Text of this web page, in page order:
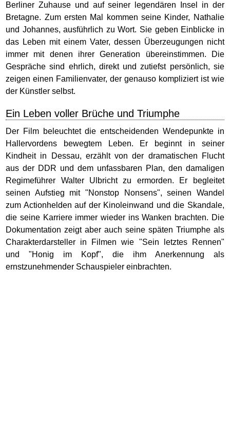
Berliner Zuhause und auf seiner legendären Insel in der
Bretagne. Zum ersten Mal kommen seine Kinder, Nathalie
und Johannes, ausführlich zu Wort. Sie geben Einblicke in
das Leben mit einem Vater, dessen Überzeugungen nicht
immer mit denen ihrer Generation übereinstimmen. Die
Gespräche sind ehrlich, direkt und zutiefst persönlich, sie
zeigen einen Familienvater, der genauso kompliziert ist wie
der Künstler selbst.
Ein Leben voller Brüche und Triumphe
Der Film beleuchtet die entscheidenden Wendepunkte in
Hallervordens bewegtem Leben. Er beginnt in seiner
Kindheit in Dessau, erzählt von der dramatischen Flucht
aus der DDR und dem unfassbaren Plan, den damaligen
Regimeführer Walter Ulbricht zu ermorden. Er begleitet
seinen Aufstieg mit "Nonstop Nonsens", seinen Wandel
zum Actionhelden auf der Kinoleinwand und die Skandale,
die seine Karriere immer wieder ins Wanken brachten. Die
Dokumentation zeigt aber auch seine späten Triumphe als
Charakterdarsteller in Filmen wie "Sein letztes Rennen"
und "Honig im Kopf", die ihm Anerkennung als
ernstzunehmender Schauspieler einbrachten.